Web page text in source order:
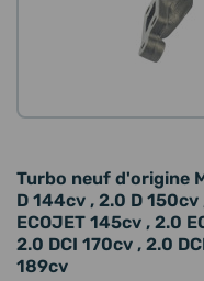
Turbo neuf d'origine
D 144cv , 2.0 D
ECOJET 145cv , 2.0
2.0 DCI 170cv , 2.0
189cv